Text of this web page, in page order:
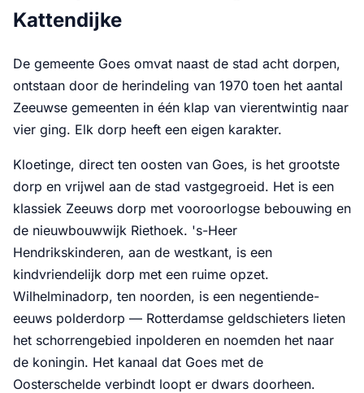
Kattendijke
De gemeente Goes omvat naast de stad acht dorpen,
ontstaan door de herindeling van 1970 toen het aantal
Zeeuwse gemeenten in één klap van vierentwintig naar
vier ging. Elk dorp heeft een eigen karakter.
Kloetinge, direct ten oosten van Goes, is het grootste
dorp en vrijwel aan de stad vastgegroeid. Het is een
klassiek Zeeuws dorp met vooroorlogse bebouwing en
de nieuwbouwwijk Riethoek. 's-Heer
Hendrikskinderen, aan de westkant, is een
kindvriendelijk dorp met een ruime opzet.
Wilhelminadorp, ten noorden, is een negentiende-
eeuws polderdorp — Rotterdamse geldschieters lieten
het schorrengebied inpolderen en noemden het naar
de koningin. Het kanaal dat Goes met de
Oosterschelde verbindt loopt er dwars doorheen.